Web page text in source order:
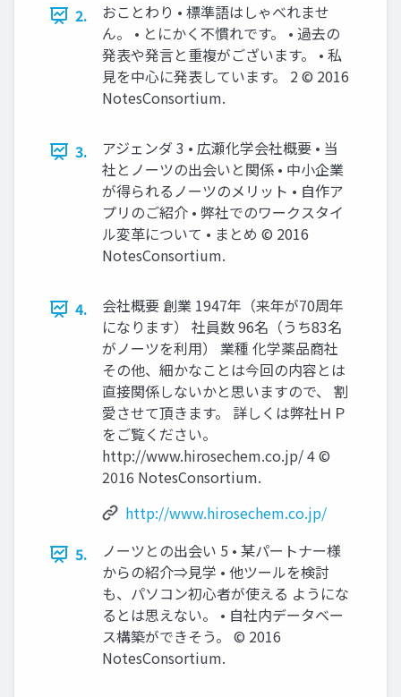
2.
おことわり • 標準語はしゃべれませ
ん。 • とにかく不慣れです。 • 過去の
発表や発言と重複がございます。 • 私
見を中心に発表しています。 2 © 2016
NotesConsortium.
3.
アジェンダ 3 • 広瀬化学会社概要 • 当
社とノーツの出会いと関係 • 中小企業
が得られるノーツのメリット • 自作ア
プリのご紹介 • 弊社でのワークスタイ
ル変革について • まとめ © 2016
NotesConsortium.
4.
会社概要 創業 1947年（来年が70周年
になります） 社員数 96名（うち83名
がノーツを利用） 業種 化学薬品商社
その他、細かなことは今回の内容とは
直接関係しないかと思いますので、 割
愛させて頂きます。 詳しくは弊社ＨＰ
をご覧ください。
http://www.hirosechem.co.jp/ 4 ©
2016 NotesConsortium.
http://www.hirosechem.co.jp/
5.
ノーツとの出会い 5 • 某パートナー様
からの紹介⇒見学 • 他ツールを検討
も、パソコン初心者が使える ようにな
るとは思えない。 • 自社内データベー
ス構築ができそう。 © 2016
NotesConsortium.